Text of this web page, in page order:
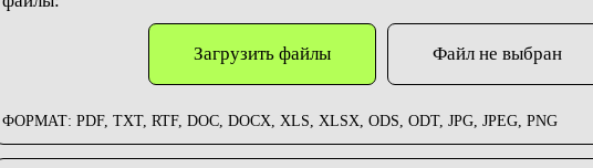
Загрузить файлы Файл не выбран
ФОРМАТ: PDF, TXT, RTF, DOC, DOCX, XLS, XLSX, ODS, ODT, JPG, JPEG, PNG